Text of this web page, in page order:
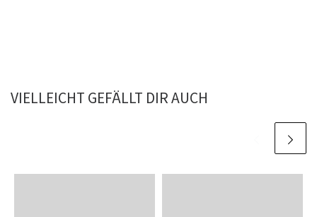
VIELLEICHT GEFÄLLT DIR AUCH